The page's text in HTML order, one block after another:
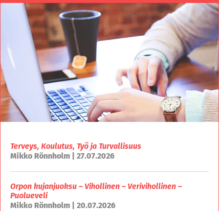
Terveys, Koulutus, Työ ja Turvallisuus
Mikko Rönnholm | 27.07.2026
Orpon kujanjuoksu – Vihollinen – Verivihollinen –
Puolueveli
Mikko Rönnholm | 20.07.2026